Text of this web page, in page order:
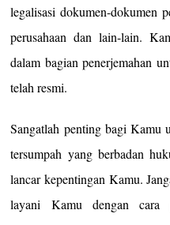
legalisasi dokumen-dokumen
perusahaan dan lain-lain.
dalam bagian penerjemahan
telah resmi.
Sangatlah penting bagi Kamu
tersumpah yang berbadan
lancar kepentingan Kamu.
layani Kamu dengan cara